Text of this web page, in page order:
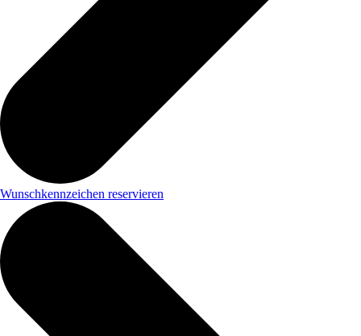
Wunschkennzeichen reservieren